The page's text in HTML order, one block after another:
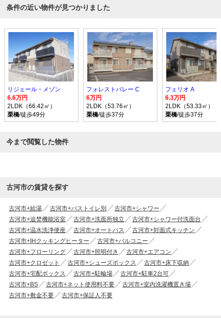
条件の近い物件が見つかりました
リジェール・メゾン
6.6万円
2LDK（66.42㎡）
栗橋/徒歩49分
フォレストバレー C
6万円
2LDK（53.76㎡）
栗橋/徒歩37分
フェリオ A
6.3万円
2LDK（53.33㎡）
栗橋/徒歩37分
今まで閲覧した物件
古河市の賃貸を探す
古河市+給湯 古河市+バストイレ別
古河市+シャワー
古河市+追焚機能浴室
古河市+洗面所独立
古河市+シャワー付洗面台
古河市+温水洗浄便座
古河市+オートバス
古河市+対面式キッチン
古河市+IHクッキングヒーター
古河市+バルコニー
古河市+フローリング
古河市+照明付き
古河市+エアコン
古河市+クロゼット
古河市+シューズボックス
古河市+床下収納
古河市+宅配ボックス
古河市+駐輪場
古河市+駐車2台可
古河市+BS
古河市+ネット使用料不要
古河市+室内洗濯機置き場
古河市+敷金不要
古河市+保証人不要